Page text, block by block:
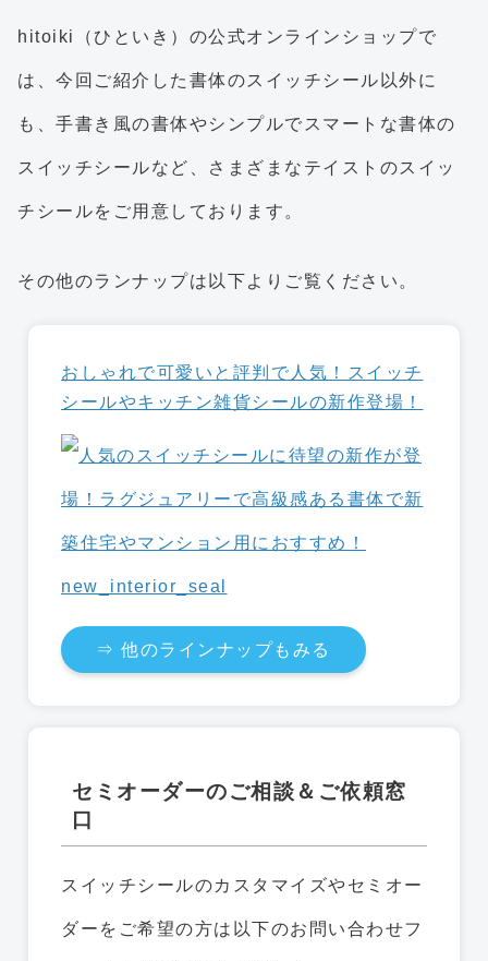
hitoiki（ひといき）の公式オンラインショップで
は、今回ご紹介した書体のスイッチシール以外に
も、手書き風の書体やシンプルでスマートな書体の
スイッチシールなど、さまざまなテイストのスイッ
チシールをご用意しております。
その他のランナップは以下よりご覧ください。
おしゃれで可愛いと評判で人気！スイッチ
シールやキッチン雑貨シールの新作登場！
⇒ 他のラインナップもみる
セミオーダーのご相談＆ご依頼窓
口
スイッチシールのカスタマイズやセミオー
ダーをご希望の方は以下のお問い合わせフ